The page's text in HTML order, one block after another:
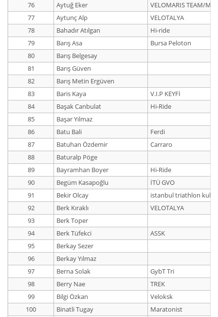
76
Aytuğ Eker
VELOMARIS TEAM/
77
Aytunç Alp
VELOTALYA
78
Bahadır Atılgan
Hi-ride
79
Barış Asa
Bursa Peloton
80
Barış Belgesay
81
Barış Güven
82
Barış Metin Ergüven
83
Baris Kaya
V.I.P KEYFİ
84
Başak Canbulat
Hi-Ride
85
Başar Yılmaz
86
Batu Bali
Ferdi
87
Batuhan Özdemir
Carraro
88
Baturalp Pöge
89
Bayramhan Boyer
Hi-Ride
90
Begüm Kasapoğlu
İTÜ GVO
91
Bekir Olcay
istanbul triathlon
92
Berk Kıraklı
VELOTALYA
93
Berk Toper
94
Berk Tüfekci
ASSK
95
Berkay Sezer
96
Berkay Yılmaz
97
Berna Solak
GybT Tri
98
Berry Nae
TREK
99
Bilgi Özkan
Veloksk
100
Binatli Tugay
Maratonist